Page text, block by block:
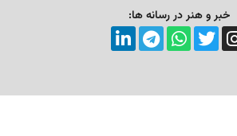
خبر و هنر در رسانه ها: